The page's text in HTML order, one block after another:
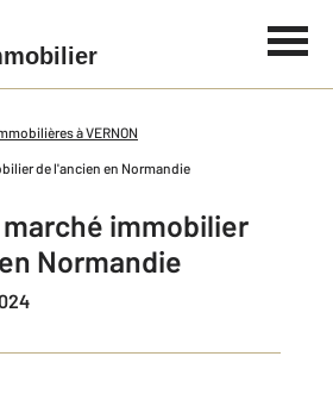
à VERNON
de l'ancien en Normandie
immobilier
Normandie